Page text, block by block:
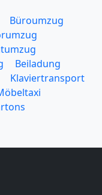
Büroumzug
Beiladung
Klaviertransport